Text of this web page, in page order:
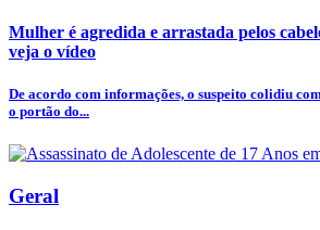
Mulher é agredida e arrastada pelos
veja o vídeo
De acordo com informações, o suspeito colidiu
o portão do...
Geral